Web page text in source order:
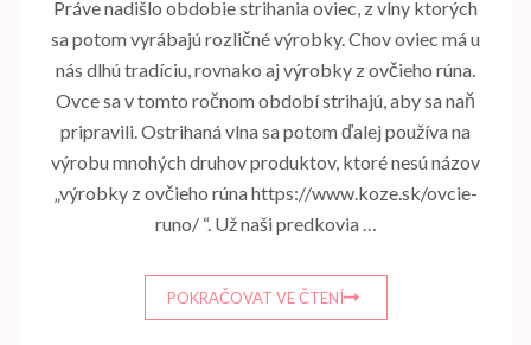
Práve nadišlo obdobie strihania oviec, z vlny ktorých
sa potom vyrábajú rozličné výrobky. Chov oviec má u
nás dlhú tradíciu, rovnako aj výrobky z ovčieho rúna.
Ovce sa v tomto ročnom období strihajú, aby sa naň
pripravili. Ostrihaná vlna sa potom ďalej používa na
výrobu mnohých druhov produktov, ktoré nesú názov
„výrobky z ovčieho rúna https://www.koze.sk/ovcie-
runo/ “. Už naši predkovia …
POKRAČOVAT VE ČTENÍ